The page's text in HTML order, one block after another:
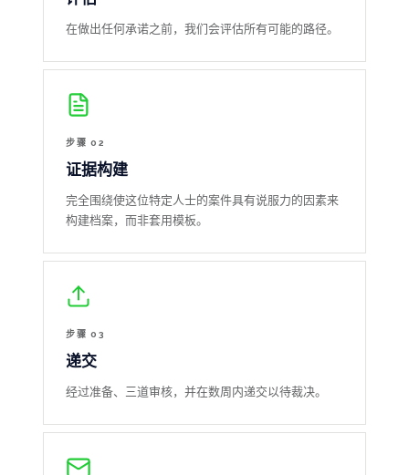
在做出任何承诺之前，我们会评估所有可能的路径。
步骤 02
证据构建
完全围绕使这位特定人士的案件具有说服力的因素来
构建档案，而非套用模板。
步骤 03
递交
经过准备、三道审核，并在数周内递交以待裁决。